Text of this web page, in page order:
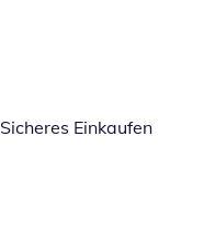
Sicheres Einkaufen